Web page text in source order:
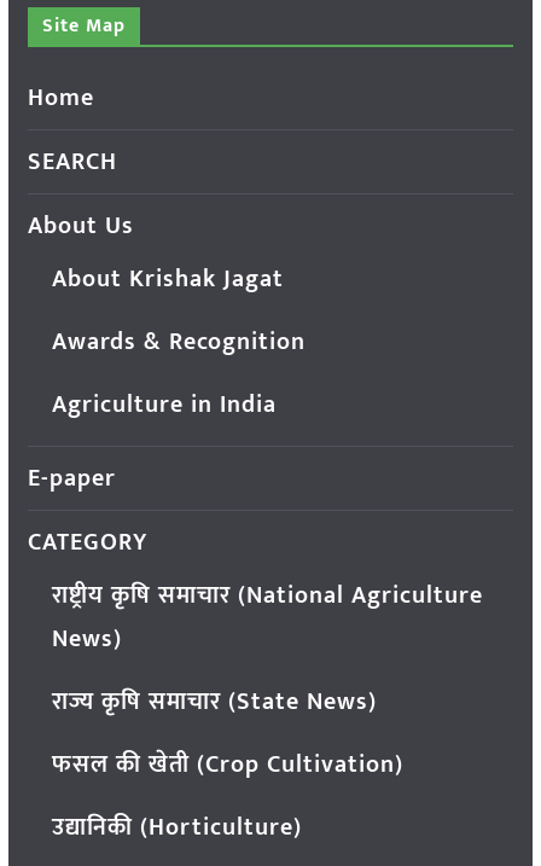
Site Map
Home
SEARCH
About Us
About Krishak Jagat
Awards & Recognition
Agriculture in India
E-paper
CATEGORY
राष्ट्रीय कृषि समाचार (National Agriculture
News)
राज्य कृषि समाचार (State News)
फसल की खेती (Crop Cultivation)
उद्यानिकी (Horticulture)